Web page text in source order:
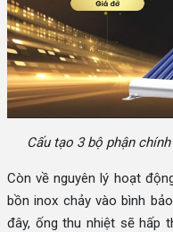
Cấu tạo 3 bộ phận
Còn về nguyên lý hoạt
bồn inox chảy vào bình
đây, ống thu nhiệt sẽ hấp